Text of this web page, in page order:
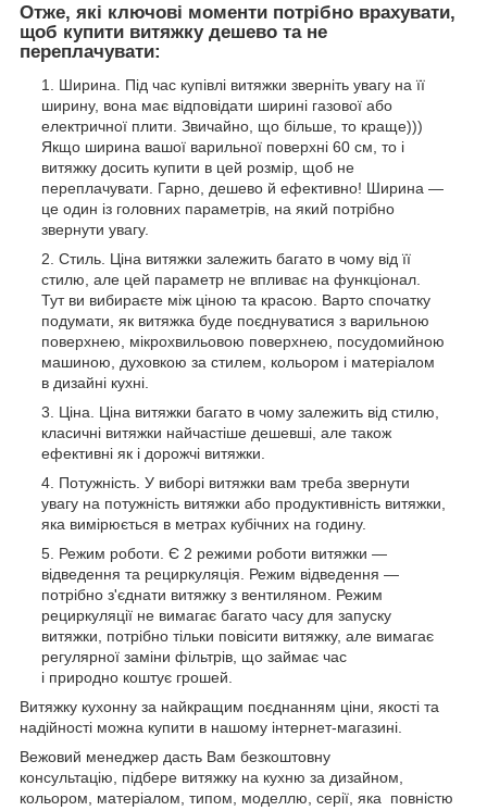
Отже, які ключові моменти потрібно врахувати,
щоб купити витяжку дешево та не
переплачувати:
Ширина. Під час купівлі витяжки зверніть увагу на її
ширину, вона має відповідати ширині газової або
електричної плити. Звичайно, що більше, то краще)))
Якщо ширина вашої варильної поверхні 60 см, то і
витяжку досить купити в цей розмір, щоб не
переплачувати. Гарно, дешево й ефективно! Ширина —
це один із головних параметрів, на який потрібно
звернути увагу.
Стиль. Ціна витяжки залежить багато в чому від її
стилю, але цей параметр не впливає на функціонал.
Тут ви вибираєте між ціною та красою. Варто спочатку
подумати, як витяжка буде поєднуватися з варильною
поверхнею, мікрохвильовою поверхнею, посудомийною
машиною, духовкою за стилем, кольором і матеріалом
в дизайні кухні.
Ціна. Ціна витяжки багато в чому залежить від стилю,
класичні витяжки найчастіше дешевші, але також
ефективні як і дорожчі витяжки.
Потужність. У виборі витяжки вам треба звернути
увагу на потужність витяжки або продуктивність витяжки,
яка вимірюється в метрах кубічних на годину.
Режим роботи. Є 2 режими роботи витяжки —
відведення та рециркуляція. Режим відведення —
потрібно з'єднати витяжку з вентиляном. Режим
рециркуляції не вимагає багато часу для запуску
витяжки, потрібно тільки повісити витяжку, але вимагає
регулярної заміни фільтрів, що займає час
і природно коштує грошей.
Витяжку кухонну за найкращим поєднанням ціни, якості та
надійності можна купити в нашому інтернет-магазині.
Вежовий менеджер дасть Вам безкоштовну
консультацію, підбере витяжку на кухню за дизайном,
кольором, матеріалом, типом, моделлю, серії, яка повністю